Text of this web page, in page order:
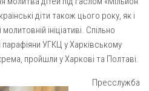
(м. Люботин)
Богородиці (с. Вільча)
(м. Лозова)
діти також цього року, як і
ініціативі. Спільно
УГКЦ у Харківському
пройшли у Харкові та Полтаві.
Пресслужба